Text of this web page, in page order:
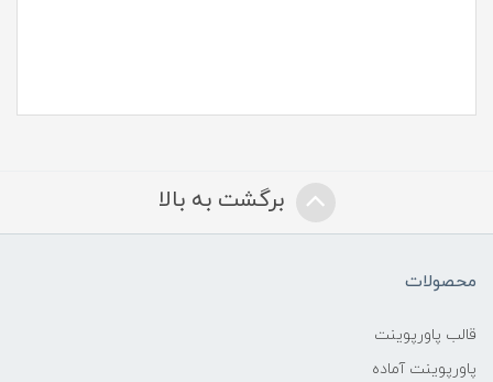
برگشت به بالا
محصولات
قالب پاورپوینت
پاورپوینت آماده